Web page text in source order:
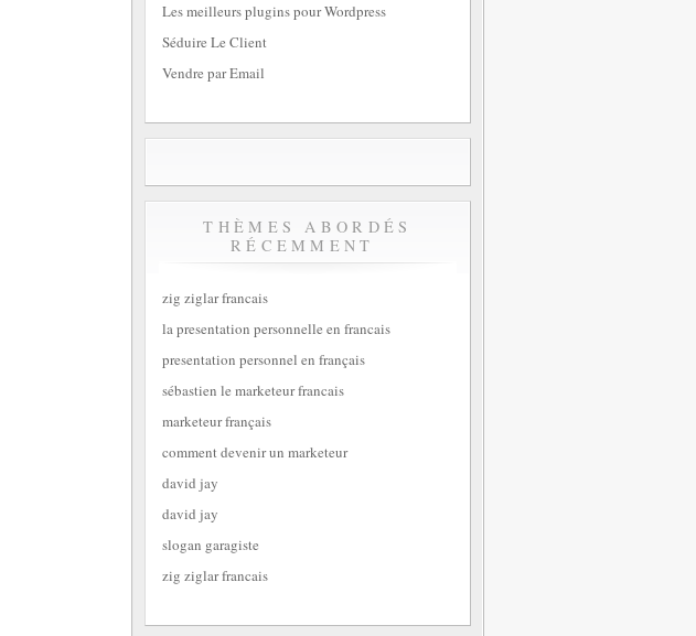
Les meilleurs plugins pour Wordpress
Séduire Le Client
Vendre par Email
THÈMES ABORDÉS
RÉCEMMENT
zig ziglar francais
la presentation personnelle en francais
presentation personnel en français
sébastien le marketeur francais
marketeur français
comment devenir un marketeur
david jay
david jay
slogan garagiste
zig ziglar francais